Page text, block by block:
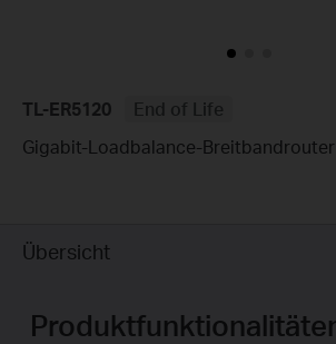
TL-ER5120
End of Life
Gigabit-Loadbalance-Breitbandrouter
Übersicht